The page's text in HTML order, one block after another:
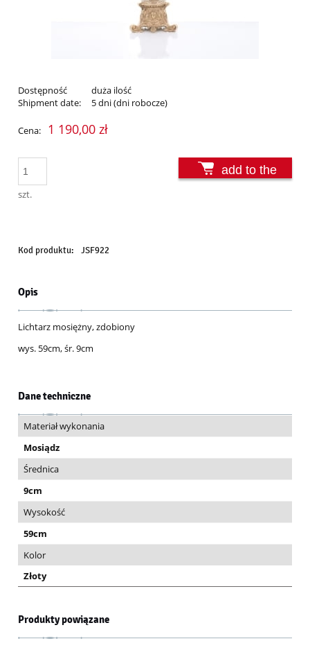
Dostępność
duża ilość
Shipment date:
5 dni (dni robocze)
Cena: 1 190,00 zł
szt.
add to the
Kod produktu: JSF922
Opis
Lichtarz mosiężny, zdobiony
wys. 59cm, śr. 9cm
Dane techniczne
Materiał wykonania
Mosiądz
Średnica
9cm
Wysokość
59cm
Kolor
Złoty
Produkty powiązane